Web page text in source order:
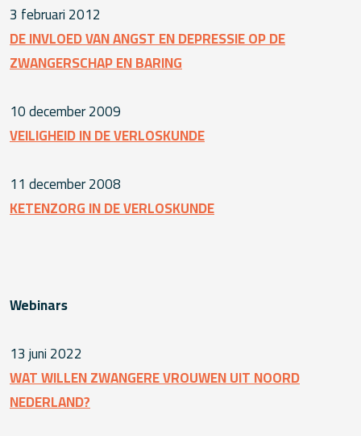
3 februari 2012
DE INVLOED VAN ANGST EN DEPRESSIE OP DE
ZWANGERSCHAP EN BARING
10 december 2009
VEILIGHEID IN DE VERLOSKUNDE
11 december 2008
KETENZORG IN DE VERLOSKUNDE
Webinars
13 juni 2022
WAT WILLEN ZWANGERE VROUWEN UIT NOORD
NEDERLAND?